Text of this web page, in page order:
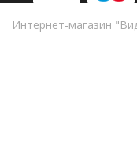
Интернет-магазин